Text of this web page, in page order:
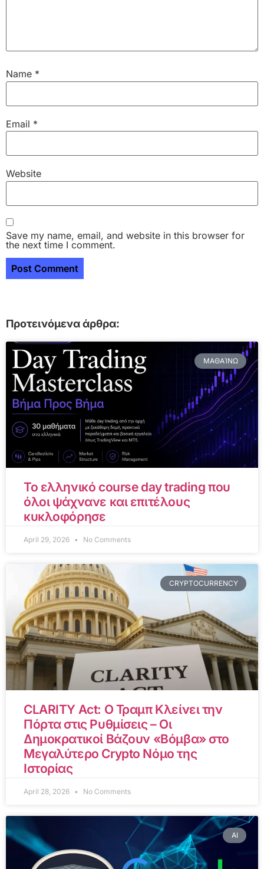
Name *
Email *
Website
Save my name, email, and website in this browser for
the next time I comment.
Προτεινόμενα άρθρα:
ΜΑΘΑΊΝΩ
Το ελληνικό course day trading που
όλοι ψάχνανε και επιτέλους
κυκλοφόρησε
April 29, 2026 No Comments
CRYPTOCURRENCY
CLARITY Act: Ο Τραμπ Κλείνει την
Πόρτα στις Ρυθμίσεις – Οι
Δημοκρατικοί Βάζουν «Βόμβα» στο
Μεγαλύτερο Crypto Νόμο της
Ιστορίας
April 28, 2026 No Comments
AI